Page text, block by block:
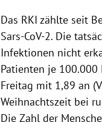
Das RKI zählte seit
Sars-CoV-2. Die
Infektionen nicht
Patienten je 100.000
Freitag mit 1,89 an
Weihnachtszeit bei
Die Zahl der